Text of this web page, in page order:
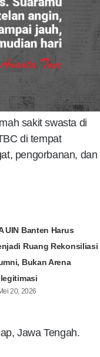
sakit swasta di
di tempat
pengorbanan, dan
UIN Banten Harus
Ruang Rekonsiliasi
Bukan Arena
20, 2026
Jawa Tengah.